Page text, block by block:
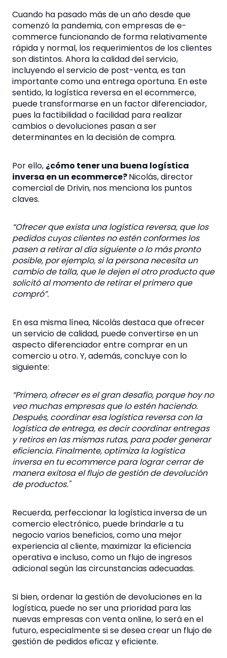
Cuando ha pasado más de un año desde que
comenzó la pandemia, con empresas de e-
commerce funcionando de forma relativamente
rápida y normal, los requerimientos de los clientes
son distintos. Ahora la calidad del servicio,
incluyendo el servicio de post-venta, es tan
importante como una entrega oportuna. En este
sentido, la logística reversa en el ecommerce,
puede transformarse en un factor diferenciador,
pues la factibilidad o facilidad para realizar
cambios o devoluciones pasan a ser
determinantes en la decisión de compra.
Por ello, ¿cómo tener una buena logística
inversa en un ecommerce?Nicolás, director
comercial de Drivin, nos menciona los puntos
claves.
“Ofrecer que exista una logística reversa, que los
pedidos cuyos clientes no estén conformes los
pasen a retirar al día siguiente o lo más pronto
posible, por ejemplo, si la persona necesita un
cambio de talla, que le dejen el otro producto que
solicitó al momento de retirar el primero que
compró”.
En esa misma línea, Nicolás destaca que ofrecer
un servicio de calidad, puede convertirse en un
aspecto diferenciador entre comprar en un
comercio u otro. Y, además, concluye con lo
siguiente:
“Primero, ofrecer es el gran desafío, porque hoy no
veo muchas empresas que lo estén haciendo.
Después, coordinar esa logística reversa con la
logística de entrega, es decir coordinar entregas
y retiros en las mismas rutas, para poder generar
eficiencia. Finalmente, optimiza lalogística
inversa en tu ecommercepara lograr cerrar de
manera exitosa el flujo de gestión de devolución
de productos."
Recuerda, perfeccionar la logística inversa de un
comercio electrónico, puede brindarle a tu
negocio varios beneficios, como una mejor
experiencia al cliente, maximizar la eficiencia
operativa e incluso, como un flujo de ingresos
adicional según las circunstancias adecuadas.
Si bien, ordenar lagestión de devoluciones en la
logística, puede no ser una prioridad para las
nuevas empresas con venta online, lo será en el
futuro, especialmente si se desea crear un flujo de
gestión de pedidos eficaz y eficiente.